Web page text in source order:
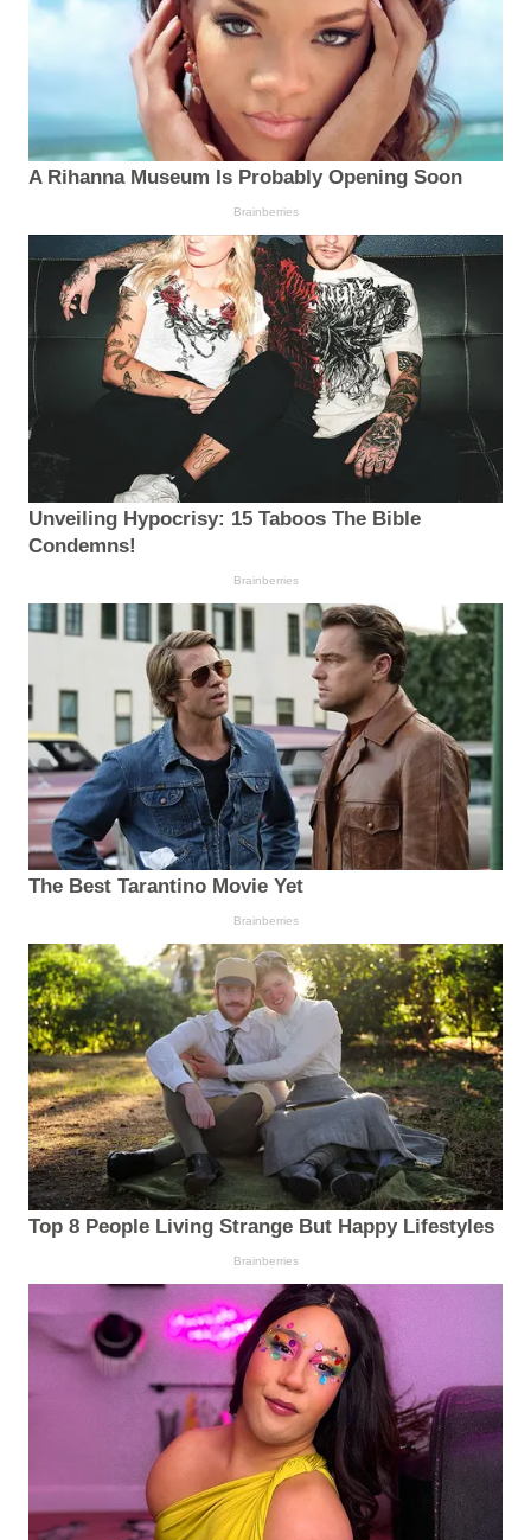
A Rihanna Museum Is Probably Opening Soon
Brainberries
Unveiling Hypocrisy: 15 Taboos The Bible
Condemns!
Brainberries
The Best Tarantino Movie Yet
Brainberries
Top 8 People Living Strange But Happy Lifestyles
Brainberries